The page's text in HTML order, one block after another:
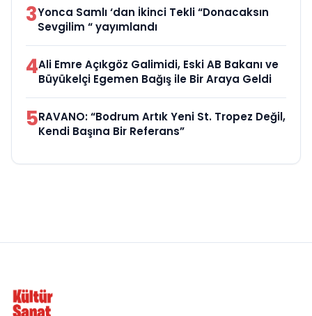
3Yonca Samlı ‘dan İkinci Tekli “Donacaksın
Sevgilim “ yayımlandı
4Ali Emre Açıkgöz Galimidi, Eski AB Bakanı ve
Büyükelçi Egemen Bağış ile Bir Araya Geldi
5RAVANO: “Bodrum Artık Yeni St. Tropez Değil,
Kendi Başına Bir Referans”